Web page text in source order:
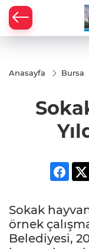
Anasayfa Bursa
Sokak
örnek
Belediyesi,